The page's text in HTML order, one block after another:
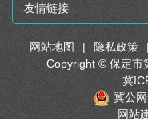
友情链接
网站地图 | 隐私政策 |
Copyright © 保定市
冀
冀公
网站